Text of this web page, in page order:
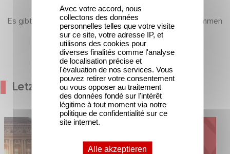
Es gibt noch keine Inhalte in diesem Abschnitt, aber kommen
Sie bald wieder
Letzte Nachrichten
Hero kündigen
Ballerina - Gib
auf an
Kontakt
Avec votre accord, nous
collectons des données
personnelles telles que votre visite
sur ce site, votre adresse IP, et
utilisons des cookies pour
diverses finalités comme l'analyse
de localisation précise et
l'évaluation de nos services. Vous
pouvez retirer votre consentement
ou vous opposer au traitement
des données fondé sur l'intérêt
légitime à tout moment via notre
politique de confidentialité sur ce
site internet.
Alle akzeptieren